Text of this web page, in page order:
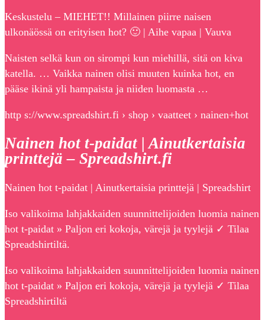
Keskustelu – MIEHET!! Millainen piirre naisen
ulkonäössä on erityisen hot? 🙂 | Aihe vapaa | Vauva
Naisten selkä kun on sirompi kun miehillä, sitä on kiva
katella. … Vaikka nainen olisi muuten kuinka hot, en
pääse ikinä yli hampaista ja niiden luomasta …
http s://www.spreadshirt.fi › shop › vaatteet › nainen+hot
Nainen hot t-paidat | Ainutkertaisia
printtejä – Spreadshirt.fi
Nainen hot t-paidat | Ainutkertaisia printtejä | Spreadshirt
Iso valikoima lahjakkaiden suunnittelijoiden luomia nainen
hot t-paidat » Paljon eri kokoja, värejä ja tyylejä ✓ Tilaa
Spreadshirtiltä.
Iso valikoima lahjakkaiden suunnittelijoiden luomia nainen
hot t-paidat » Paljon eri kokoja, värejä ja tyylejä ✓ Tilaa
Spreadshirtiltä